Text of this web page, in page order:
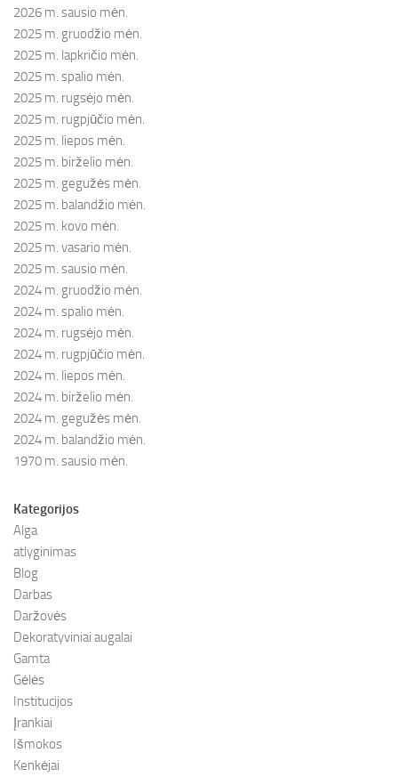
2026 m. sausio mėn.
2025 m. gruodžio mėn.
2025 m. lapkričio mėn.
2025 m. spalio mėn.
2025 m. rugsėjo mėn.
2025 m. rugpjūčio mėn.
2025 m. liepos mėn.
2025 m. birželio mėn.
2025 m. gegužės mėn.
2025 m. balandžio mėn.
2025 m. kovo mėn.
2025 m. vasario mėn.
2025 m. sausio mėn.
2024 m. gruodžio mėn.
2024 m. spalio mėn.
2024 m. rugsėjo mėn.
2024 m. rugpjūčio mėn.
2024 m. liepos mėn.
2024 m. birželio mėn.
2024 m. gegužės mėn.
2024 m. balandžio mėn.
1970 m. sausio mėn.
Kategorijos
Alga
atlyginimas
Blog
Darbas
Daržovės
Dekoratyviniai augalai
Gamta
Gėlės
Institucijos
Įrankiai
Išmokos
Kenkėjai